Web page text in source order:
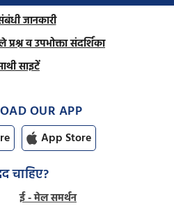
जानकारी
व उपभोक्ता संदर्शिका
साइटें
OUR APP
App Store
चाहिए?
ई - मेल समर्थन